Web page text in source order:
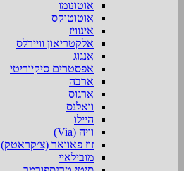
אוטונומו
אוטוטוקס
אינוויז
אלקטריאון וויירלס
אנגוג
אפסטרים סיקיוריטי
ארבה
ארגוס
וואלנס
היילו
וויה (Via)
זוז פאוואר (צ׳קראטק)
מובילאיי